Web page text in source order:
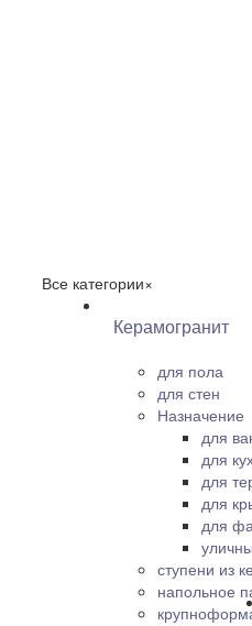
Все категории×
Керамогранит
для пола
для стен
Назначение
для
для
для
для
для
ступени из
напольное